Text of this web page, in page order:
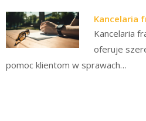
Kancelaria
Kancelaria
oferuje
pomoc klientom w sprawach…